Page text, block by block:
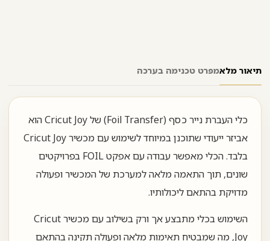
תיאור מלאמפרט טכנימה בערכה
כלי העברת נייר כסף (Foil Transfer) של Cricut Joy הוא
אביזר ייעודי שתוכנן במיוחד לשימוש עם מכשיר Cricut Joy
בלבד. הכלי מאפשר עבודה עם אפקט FOIL בפרויקטים
שונים, תוך התאמה מלאה למערכת של המכשיר ופעולה
מדויקת בהתאם ליכולותיו.
השימוש בכלי מתבצע אך ורק בשילוב עם מכשיר Cricut
Joy, מה שמבטיח תאימות מלאה ופעולה תקינה בהתאם